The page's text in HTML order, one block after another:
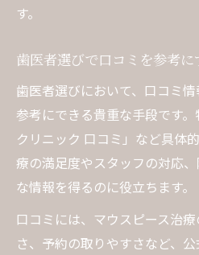
す。
歯医者選びで口コミを参考に
歯医者選びにおいて、口コミ
参考にできる貴重な手段です
クリニック 口コミ」など具体
療の満足度やスタッフの対応
な情報を得るのに役立ちます。
口コミには、マウスピース治
さ、予約の取りやすさなど、